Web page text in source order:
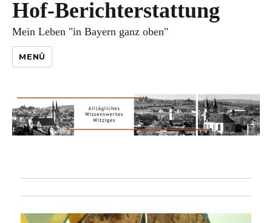
Hof-Berichterstattung
Mein Leben "in Bayern ganz oben"
MENÜ